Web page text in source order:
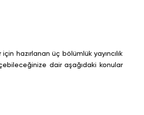
hazırlanan üç bölümlük yayıncılık
dair aşağıdaki konular